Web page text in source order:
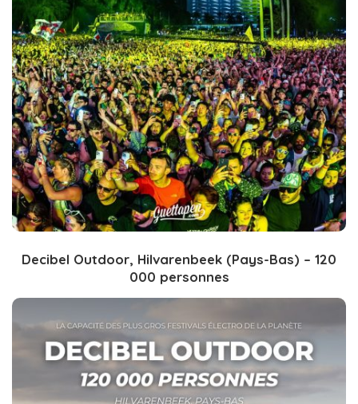
Decibel Outdoor, Hilvarenbeek (Pays-Bas) – 120
000 personnes